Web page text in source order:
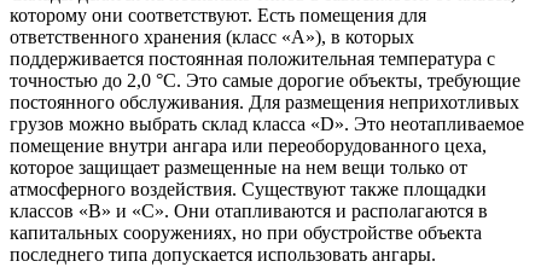
которому они соответствуют. Есть помещения для
ответственного хранения (класс «А»), в которых
поддерживается постоянная положительная температура с
точностью до 2,0 °С. Это самые дорогие объекты, требующие
постоянного обслуживания. Для размещения неприхотливых
грузов можно выбрать склад класса «D». Это неотапливаемое
помещение внутри ангара или переоборудованного цеха,
которое защищает размещенные на нем вещи только от
атмосферного воздействия. Существуют также площадки
классов «В» и «С». Они отапливаются и располагаются в
капитальных сооружениях, но при обустройстве объекта
последнего типа допускается использовать ангары.